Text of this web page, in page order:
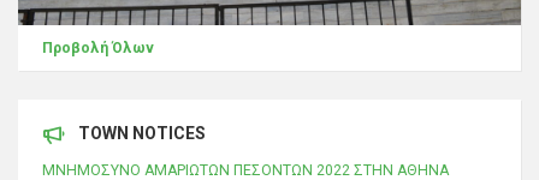
Προβολή Όλων
TOWN NOTICES
ΜΝΗΜΟΣΥΝΟ ΑΜΑΡΙΩΤΩΝ ΠΕΣΟΝΤΩΝ 2022 ΣΤΗΝ ΑΘΗΝΑ